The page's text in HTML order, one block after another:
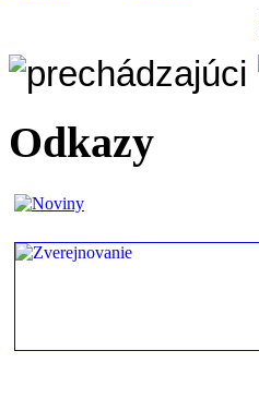
Odkazy